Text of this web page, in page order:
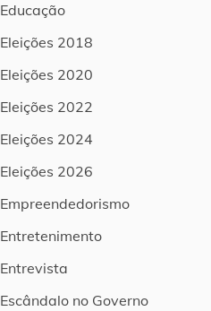
Educação
Eleições 2018
Eleições 2020
Eleições 2022
Eleições 2024
Eleições 2026
Empreendedorismo
Entretenimento
Entrevista
Escândalo no Governo